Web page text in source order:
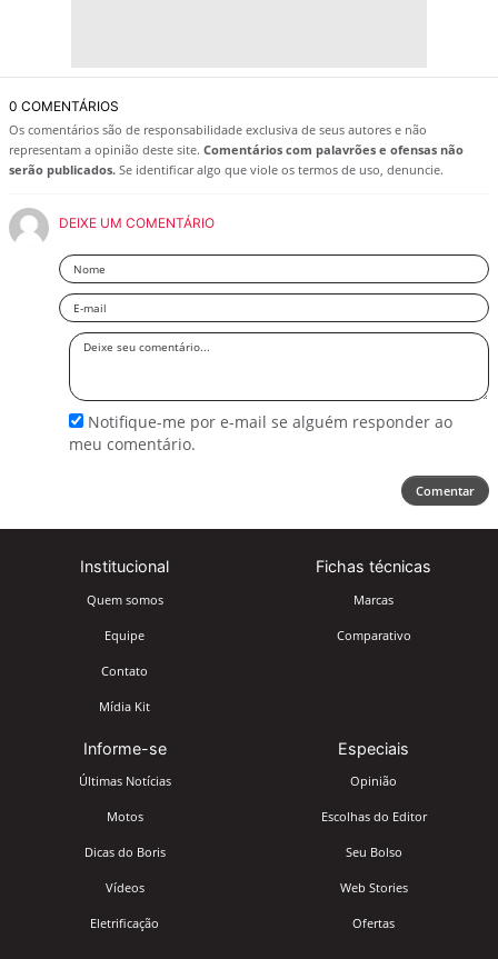
0 COMENTÁRIOS
Os comentários são de responsabilidade exclusiva de seus autores e não
representam a opinião deste site. Comentários com palavrões e ofensas não
serão publicados. Se identificar algo que viole os termos de uso, denuncie.
DEIXE UM COMENTÁRIO
Nome
Email
Deixe
Notifique-me por e-mail se alguém responder ao
meu comentário.
Comentar
Institucional
Quem somos
Equipe
Contato
Mídia Kit
Fichas técnicas
Marcas
Comparativo
Informe-se
Últimas Notícias
Motos
Dicas do Boris
Vídeos
Eletrificação
Especiais
Opinião
Escolhas do Editor
Seu Bolso
Web Stories
Ofertas